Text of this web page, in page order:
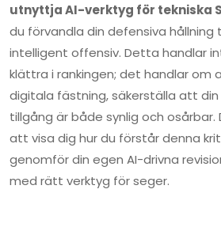
utnyttja AI-verktyg för tekniska
du förvandla din defensiva hållning
intelligent offensiv. Detta handlar
klättra i rankingen; det handlar om
digitala fästning, säkerställa att
tillgång är både synlig och
att visa dig hur du förstår denna
genomför din egen AI-drivna
med rätt verktyg för seger.